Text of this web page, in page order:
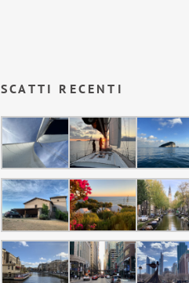
SCATTI RECENTI